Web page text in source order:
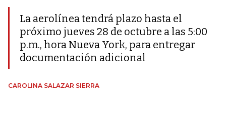
La aerolínea tendrá plazo hasta el
próximo jueves 28 de octubre a las 5:00
p.m., hora Nueva York, para entregar
documentación adicional
CAROLINA SALAZAR SIERRA